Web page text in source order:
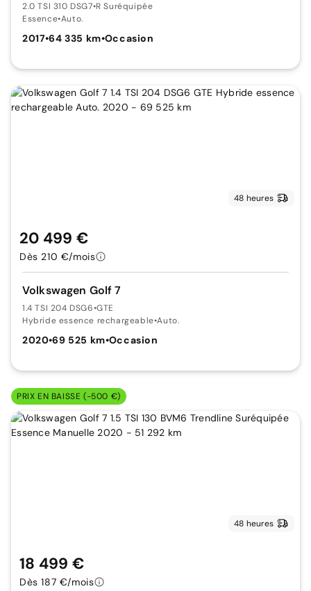
2.0 TSI 310 DSG7•R Suréquipée
Essence•Auto.
2017•64 335 km•Occasion
48 heures
Volkswagen Golf 7
1.4 TSI 204 DSG6•GTE
Hybride essence rechargeable•Auto.
2020•69 525 km•Occasion
20 499 €
Dès 210 €/mois
PRIX EN BAISSE (-500 €)
48 heures
18 499 €
Dès 187 €/mois